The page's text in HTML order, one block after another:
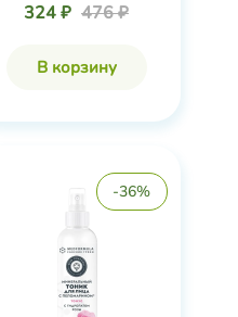
324 ₽ 476 ₽
В корзину
-36%